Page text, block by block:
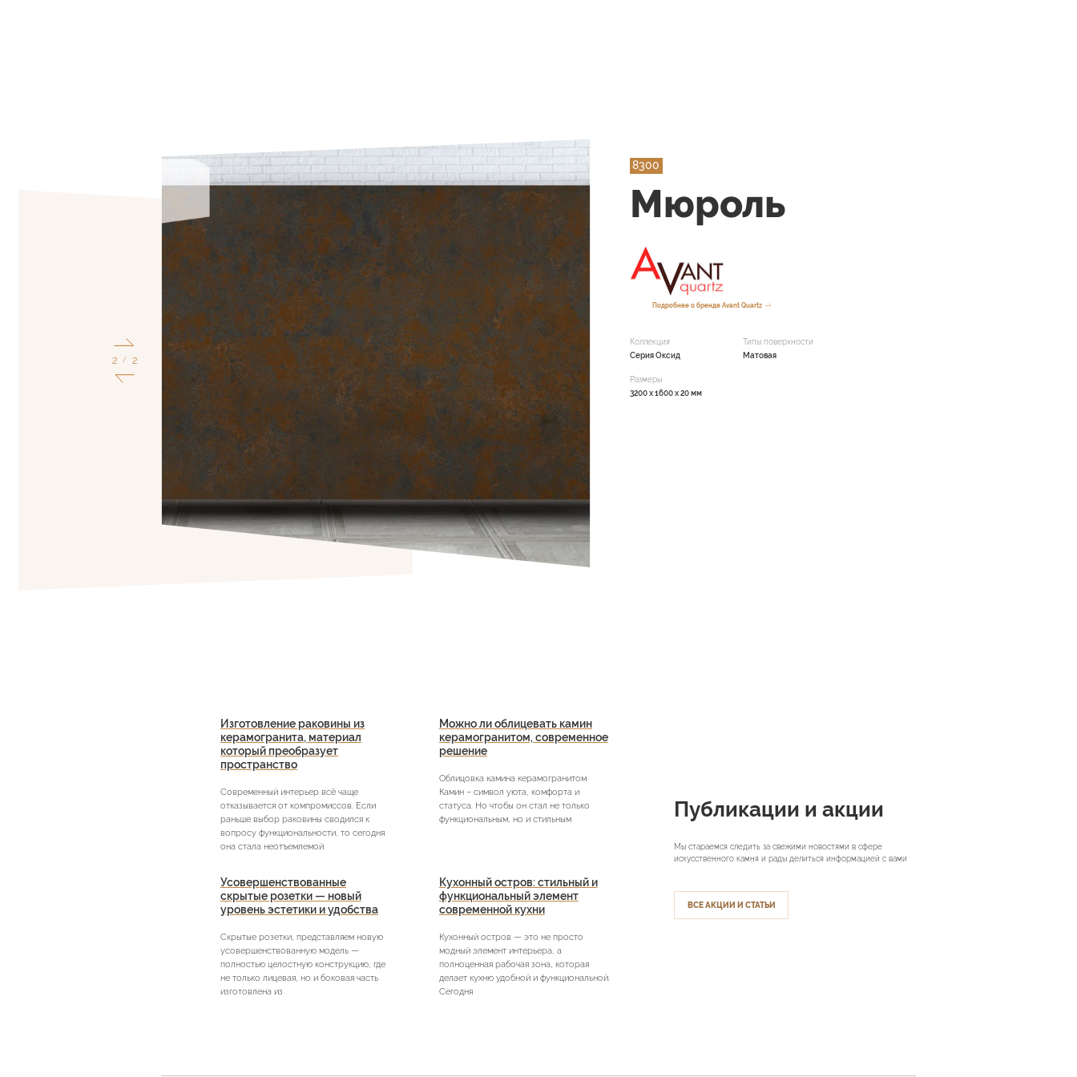
1 / 2
8300
Мюроль
Подробнее о бренде Avant Quartz
Коллекция
Серия Оксид
Типы поверхности
Матовая
Размеры
3200 x 1600 x 20 мм
Публикации и акции
Мы стараемся следить за свежими новостями в сфере
искусственного камня и рады делиться информацией с вами
ВСЕ АКЦИИ И СТАТЬИ
Изготовление раковины из
керамогранита, материал
который преобразует
пространство
Современный интерьер всё чаще
отказывается от компромиссов. Если
раньше выбор раковины сводился к
вопросу функциональности, то сегодня
она стала неотъемлемой
Можно ли облицевать камин
керамогранитом, современное
решение
Облицовка камина керамогранитом
Камин – символ уюта, комфорта и
статуса. Но чтобы он стал не только
функциональным, но и стильным
Усовершенствованные
скрытые розетки — новый
уровень эстетики и удобства
Скрытые розетки, представляем новую
усовершенствованную модель —
полностью целостную конструкцию, где
не только лицевая, но и боковая часть
изготовлена из
Кухонный остров: стильный и
функциональный элемент
современной кухни
Кухонный остров — это не просто
модный элемент интерьера, а
полноценная рабочая зона, которая
делает кухню удобной и функциональной.
Сегодня